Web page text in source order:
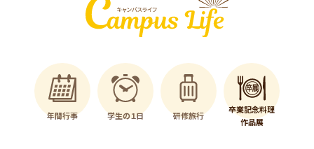
年間行事 学生の１日 研修旅行
卒業記念料理
作品展